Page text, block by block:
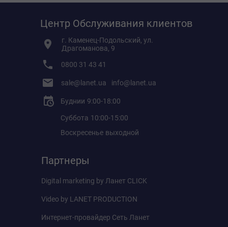
Центр Обслуживания клиентов
г. Каменец-Подольский, ул.
Драгоманова, 9
0800 31 43 41
sale@lanet.ua info@lanet.ua
Буднии 9:00-18:00
Суббота 10:00-15:00
Воскресенье выходной
Партнеры
Digital marketing by Ланет CLICK
Video by LANET PRODUCTION
Интернет-провайдер Сеть Ланет